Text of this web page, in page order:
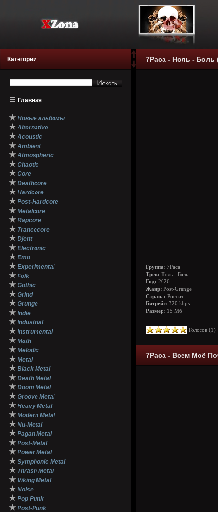
Категории
☰ Главная
★ Новые альбомы
★ Alternative
★ Acoustic
★ Ambient
★ Atmospheric
★ Chaotic
★ Core
★ Deathcore
★ Hardcore
★ Post-Hardcore
★ Metalcore
★ Rapcore
★ Trancecore
★ Djent
★ Electronic
★ Emo
★ Experimental
★ Folk
★ Gothic
★ Grind
★ Grunge
★ Indie
★ Industrial
★ Instrumental
★ Math
★ Melodic
★ Metal
★ Black Metal
★ Death Metal
★ Doom Metal
★ Groove Metal
★ Heavy Metal
★ Modern Metal
★ Nu-Metal
★ Pagan Metal
★ Post-Metal
★ Power Metal
★ Symphonic Metal
★ Thrash Metal
★ Viking Metal
★ Noise
★ Pop Punk
★ Post-Punk
7Раса - Ноль - Боль
Группа: 7Раса
Трек: Ноль - Боль
Год: 2026
Жанр: Post-Grunge
Страна: Россия
Битрейт: 320 kbps
Размер: 15 Мб
Голосов (1
7Раса - Всем Моё